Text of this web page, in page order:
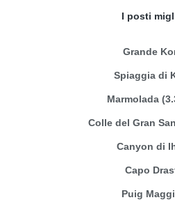
I posti
Grande
Spiaggia di
Marmolada
Colle del Gran
Canyon di
Capo
Puig